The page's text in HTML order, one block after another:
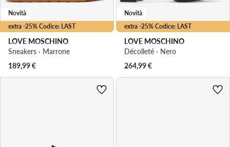
extra -25% Codice: LAST
Novità
LOVE MOSCHINO
Sneakers · Marrone
189,99€
extra -25% Codice: LAST
Novità
LOVE MOSCHINO
Décolleté · Nero
264,99€